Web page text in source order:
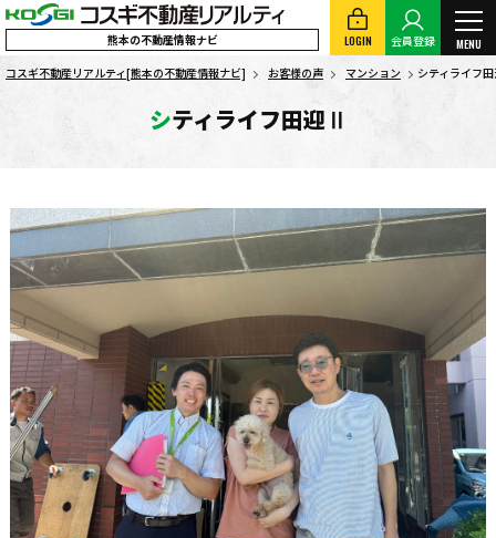
熊本の不動産情報ナビ LOGIN 会員登録
MENU
コスギ不動産リアルティ[熊本の不動産情報ナビ]
お客様の声 マンション シティライフ
シティライフ田迎Ⅱ